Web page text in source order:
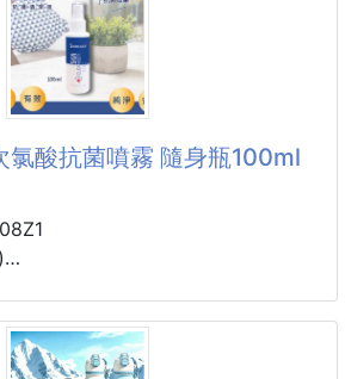
重
快速省時間
送一真的太划算🔥
美白涼感360º噴霧防曬
精噴霧60ml
新病菌怕酒精🍃
離我**
提升
帶
酸抗菌噴霧 隨身瓶100ml
抗菌噴霧 隨身瓶100ml*2